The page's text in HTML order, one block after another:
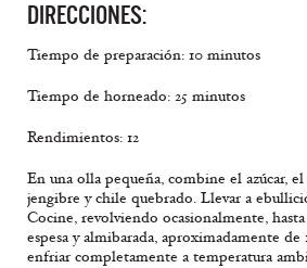
DIRECCIONES:
Tiempo de preparación: 10 minutos
Tiempo de horneado: 25 minutos
Rendimientos: 12
En una olla pequeña, combine el azúcar,
jengibre y chile quebrado. Llevar a
Cocine, revolviendo ocasionalmente,
espesa y almibarada, aproximadamente de
enfriar completamente a temperatura